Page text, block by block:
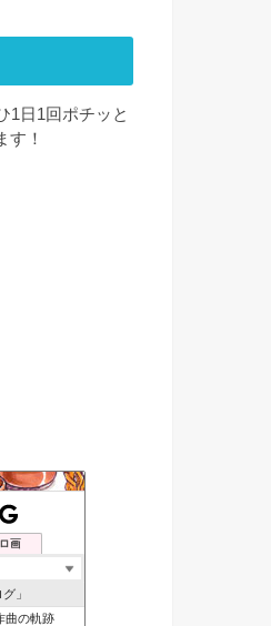
1日1回ポチッと
す！
画
」
曲の軌跡